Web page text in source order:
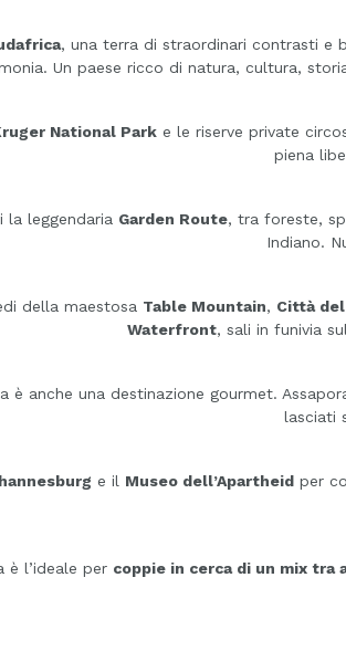
, una terra di straordinari contrasti e
Un paese ricco di natura, cultura,
National Park e le riserve private
piena
la leggendaria Garden Route, tra foreste,
Indiano.
della maestosa Table Mountain, Città del
Waterfront, sali in funivia
è anche una destinazione gourmet.
lasciati
e il Museo dell’Apartheidper
è l’ideale per coppie in cerca di un mix tra